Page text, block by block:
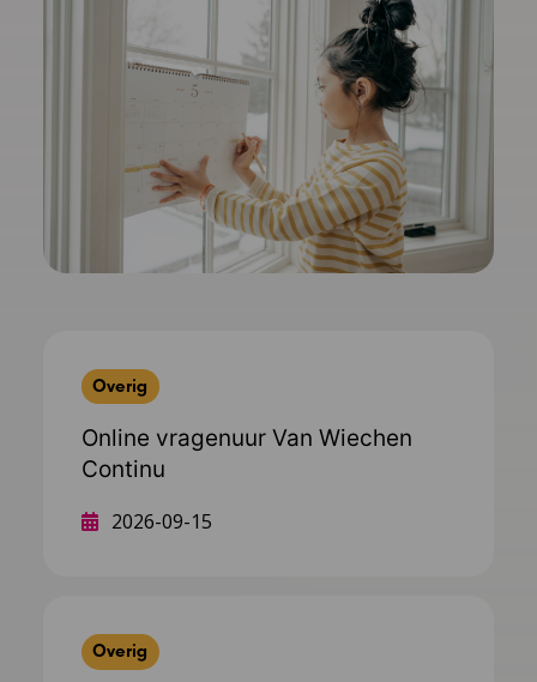
Overig
Online vragenuur Van Wiechen
Continu
2026-09-15
Overig